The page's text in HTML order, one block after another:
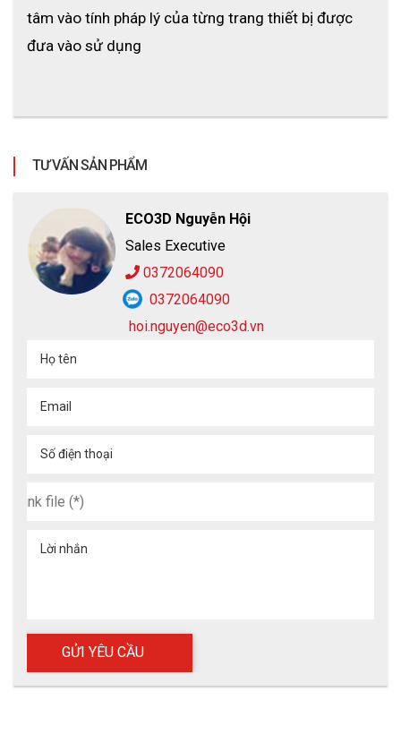
tâm vào tính pháp lý của từng trang thiết bị được
đưa vào sử dụng
TƯ VẤN SẢN PHẨM
ECO3D Nguyễn Hội
Sales Executive
0372064090
0372064090
hoi.nguyen@eco3d.vn
Họ tên
Email
Số điện thoại
Lời nhắn